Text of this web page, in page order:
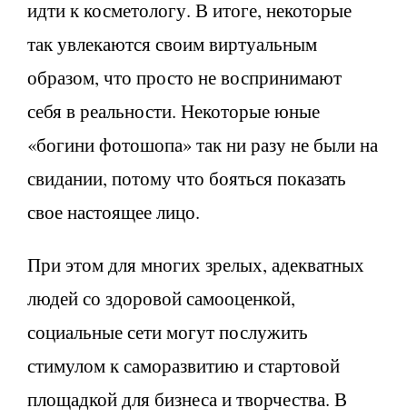
идти к косметологу. В итоге, некоторые
так увлекаются своим виртуальным
образом, что просто не воспринимают
себя в реальности. Некоторые юные
«богини фотошопа» так ни разу не были на
свидании, потому что бояться показать
свое настоящее лицо.
При этом для многих зрелых, адекватных
людей со здоровой самооценкой,
социальные сети могут послужить
стимулом к саморазвитию и стартовой
площадкой для бизнеса и творчества. В